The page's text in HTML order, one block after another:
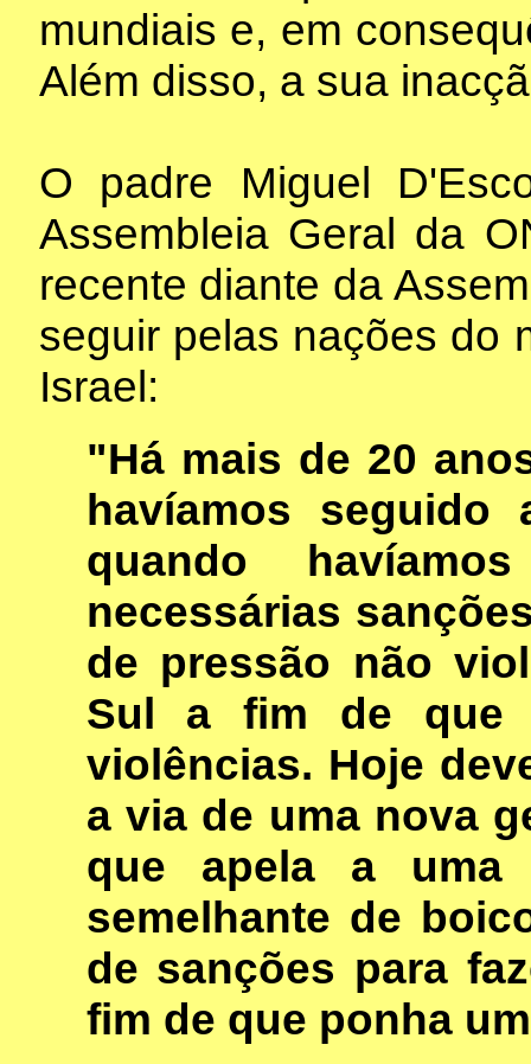
mundiais e, em
Além disso, a sua
O padre Miguel
Assembleia Geral da
recente diante da
seguir pelas nações do
Israel:
"Há mais de 20
havíamos
quando
necessárias
de pressão não
Sul a fim de que
violências. Hoje
a via de uma nova
que apela a uma
semelhante de
de sanções para
fim de que ponha